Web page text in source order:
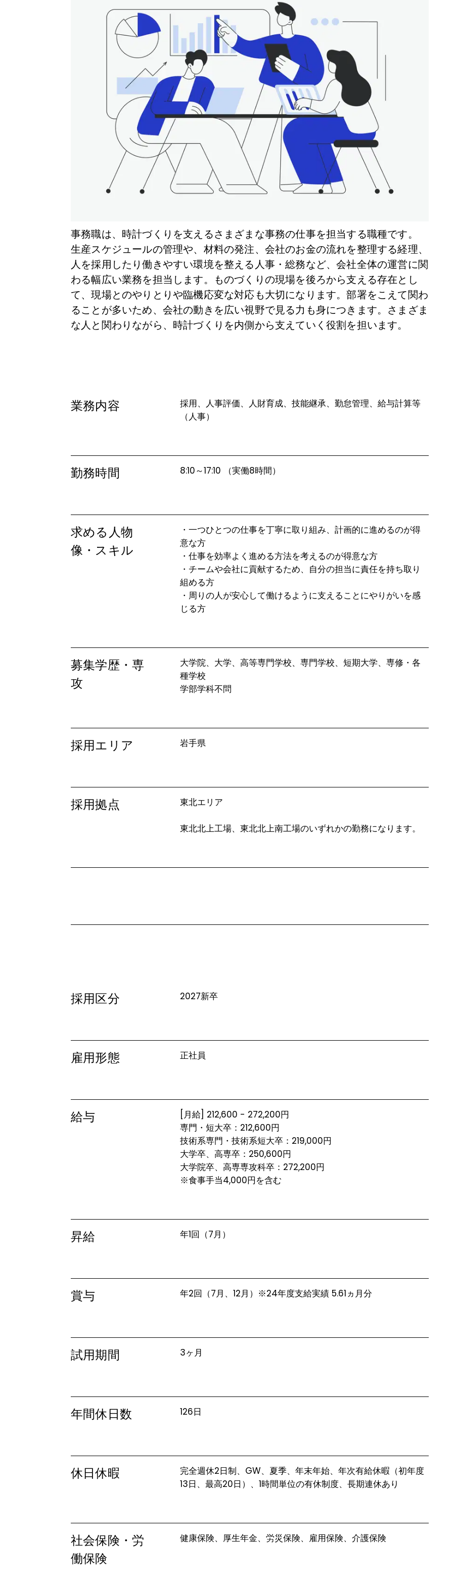
事務職は、時計づくりを支えるさまざまな事務の仕事を担当する職種です。
生産スケジュールの管理や、材料の発注、会社のお金の流れを整理する経理、
人を採用したり働きやすい環境を整える人事・総務など、会社全体の運営に関
わる幅広い業務を担当します。ものづくりの現場を後ろから支える存在とし
て、現場とのやりとりや臨機応変な対応も大切になります。部署をこえて関わ
ることが多いため、会社の動きを広い視野で見る力も身につきます。さまざま
な人と関わりながら、時計づくりを内側から支えていく役割を担います。
業務内容
採用、人事評価、人財育成、技能継承、勤怠管理、給与計算等
（人事）
勤務時間 8:10～17:10 （実働8時間）
求める人物
像・スキル
・一つひとつの仕事を丁寧に取り組み、計画的に進めるのが得
意な方
・仕事を効率よく進める方法を考えるのが得意な方
・チームや会社に貢献するため、自分の担当に責任を持ち取り
組める方
・周りの人が安心して働けるように支えることにやりがいを感
じる方
募集学歴・専
攻
大学院、大学、高等専門学校、専門学校、短期大学、専修・各
種学校
学部学科不問
採用エリア 岩手県
採用拠点 東北エリア
東北北上工場、東北北上南工場のいずれかの勤務になります。
採用区分 2027新卒
雇用形態 正社員
給与
[月給] 212,600 - 272,200円
専門・短大卒：212,600円
技術系専門・技術系短大卒：219,000円
大学卒、高専卒：250,600円
大学院卒、高専専攻科卒：272,200円
※食事手当4,000円を含む
昇給 年1回（7月）
賞与 年2回（7月、12月）※24年度支給実績 5.61ヵ月分
試用期間 3ヶ月
年間休日数 126日
休日休暇
完全週休2日制、GW、夏季、年末年始、年次有給休暇（初年度
13日、最高20日）、1時間単位の有休制度、長期連休あり
社会保険・労
働保険
健康保険、厚生年金、労災保険、雇用保険、介護保険